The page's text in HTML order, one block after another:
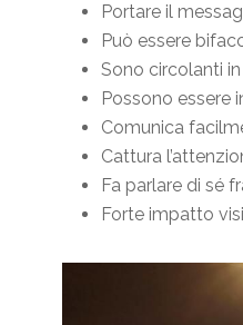
Portare il
Può essere
Sono circolanti
Possono essere
Comunica
Cattura
Fa parlare di sé
Forte impatto